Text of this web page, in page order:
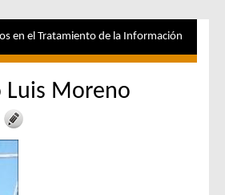
en el Tratamiento de la Información
Luis Moreno